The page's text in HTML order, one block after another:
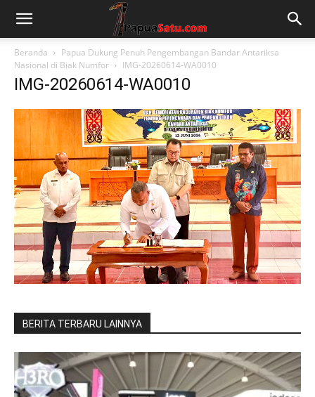
Beranda
Papua Dukung Penuh Pengembangan Bandar Antariksa
Nasional di Biak Numfor
IMG-20260614-WA0010
IMG-20260614-WA0010
BERITA TERBARU LAINNYA